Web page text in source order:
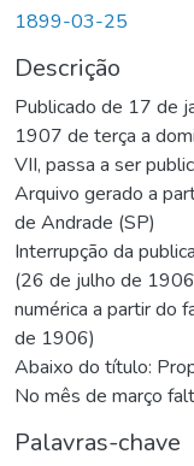
1899-03-25
Descrição
Publicado de 17 de
1907 de terça a
VII, passa a ser
Arquivo gerado a
de Andrade (SP)
Interrupção da
(26 de julho de
numérica a partir do
de 1906)
Abaixo do título:
No mês de março
Palavras-chave